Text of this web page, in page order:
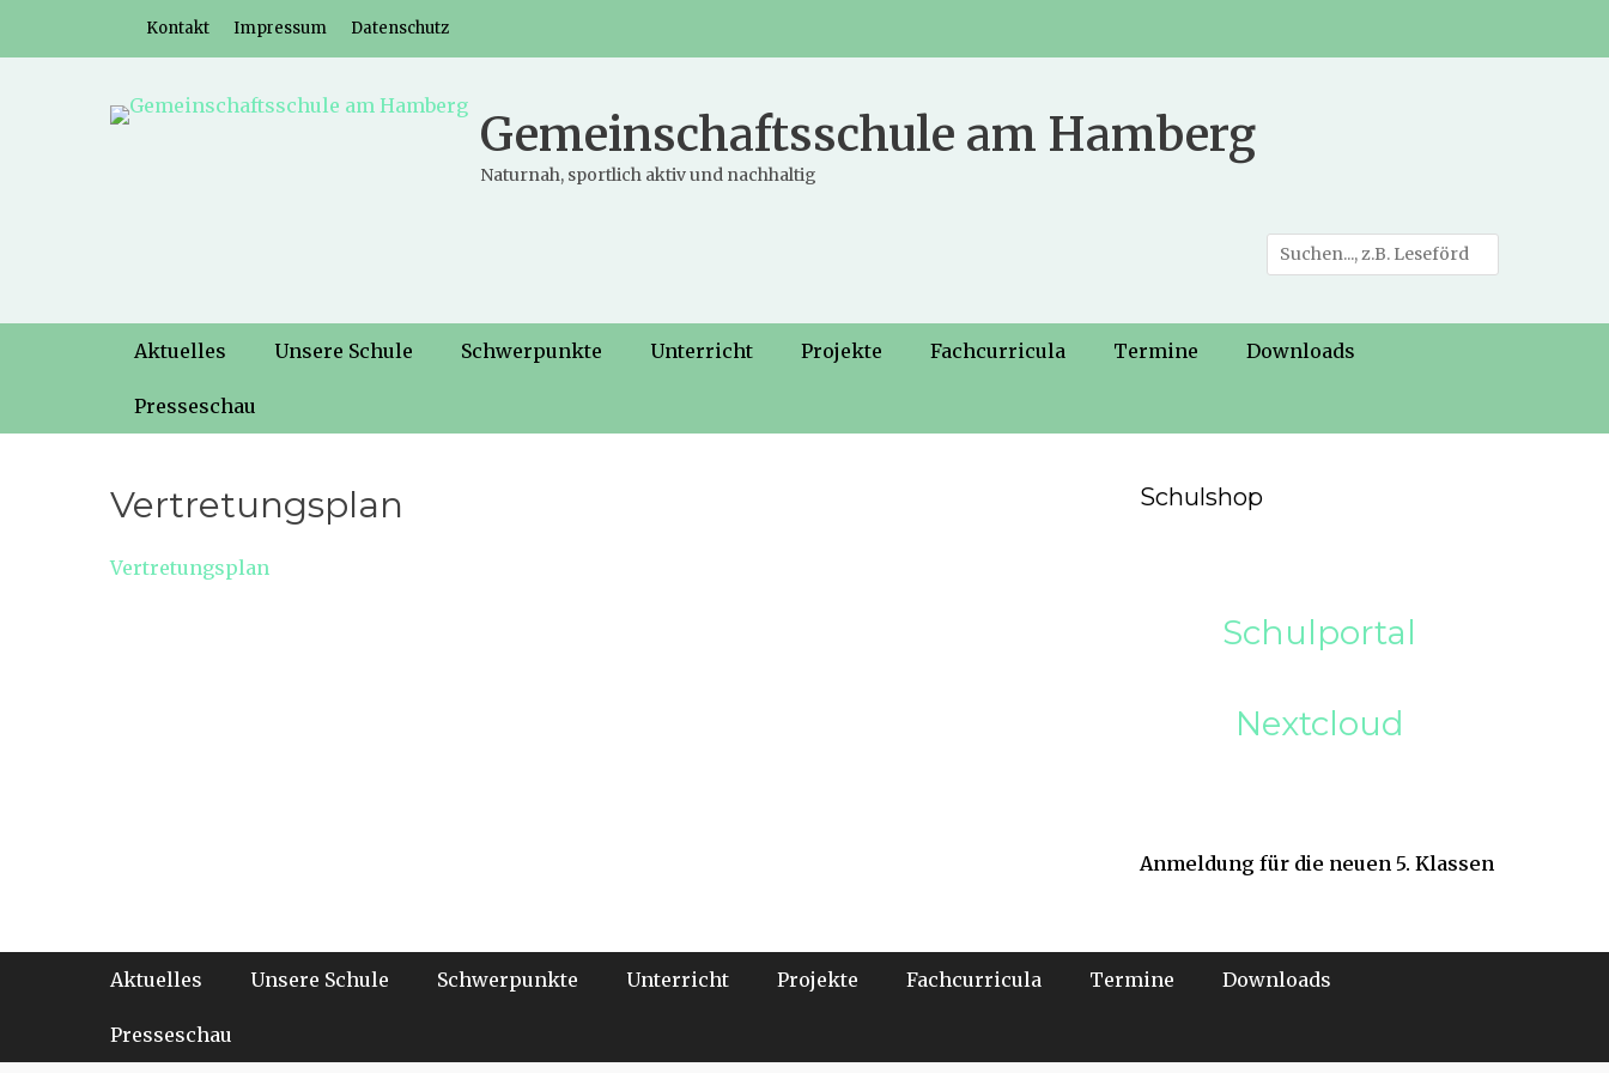
Header-Menü
Weiter
Kontakt Impressum Datenschutz
Gemeinschaftsschule am Hamberg
Naturnah, sportlich aktiv und nachhaltig
Suche
nach:
Hauptmenü
Weiter
Inhalt
Aktuelles Unsere Schule Schwerpunkte Unterricht Projekte Fachcurricula Termine Downloads
Presseschau
Vertretungsplan
Vertretungsplan
Schulshop
Schulportal
Nextcloud
Anmeldung für die neuen 5. Klassen
Footer-Menü
Weiter
Inhalt
Aktuelles Unsere Schule Schwerpunkte Unterricht Projekte Fachcurricula Termine Downloads
Presseschau